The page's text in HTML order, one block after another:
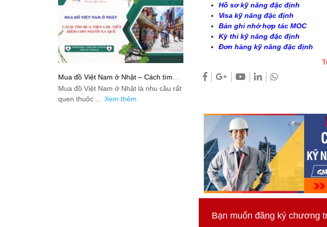
Hồ sơ kỹ năng đặc định
Visa kỹ năng đặc định
Bản ghi nhớ hợp tác MOC
Kỳ thi kỹ năng đặc định
Đơn hàng kỹ năng đặc định
Bạn muốn đăng ký chương
Mua đồ Việt Nam ở Nhật – Cách tìm
mua tiện lợi, tiết kiệm cho người xa quê
Mua đồ Việt Nam ở Nhật là nhu cầu rất
quen thuộc … Xem thêm